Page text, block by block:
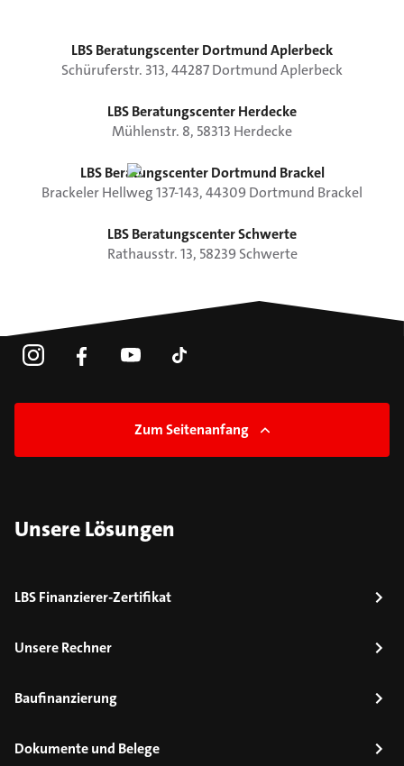
LBS Beratungscenter Dortmund Aplerbeck
Schüruferstr. 313,44287DortmundAplerbeck
LBS Beratungscenter Herdecke
Mühlenstr. 8, 58313 Herdecke
LBS Beratungscenter Dortmund Brackel
Brackeler Hellweg137-143,44309 Dortmund Brackel
LBS Beratungscenter Schwerte
Rathausstr.13, 58239 Schwerte
Zum Seitenanfang
Unsere Lösungen
LBS Finanzierer-Zertifikat
Unsere Rechner
Baufinanzierung
Dokumente und Belege